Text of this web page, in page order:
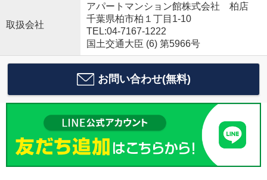
取扱会社
アパートマンション館株式会社 柏店
千葉県柏市柏１丁目1-10
TEL:04-7167-1222
国土交通大臣 (6) 第5966号
お問い合わせ(無料)